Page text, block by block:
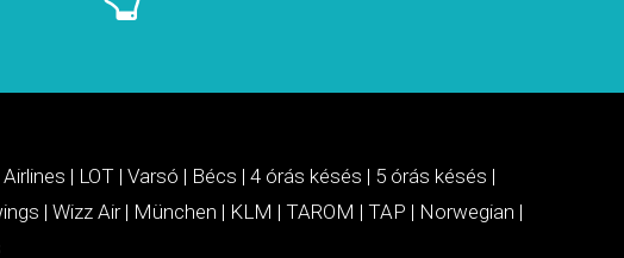
| LOT | Varsó | Bécs | 4 órás késés | 5 órás késés |
| Wizz Air| München | KLM | TAROM | TAP | Norwegian |